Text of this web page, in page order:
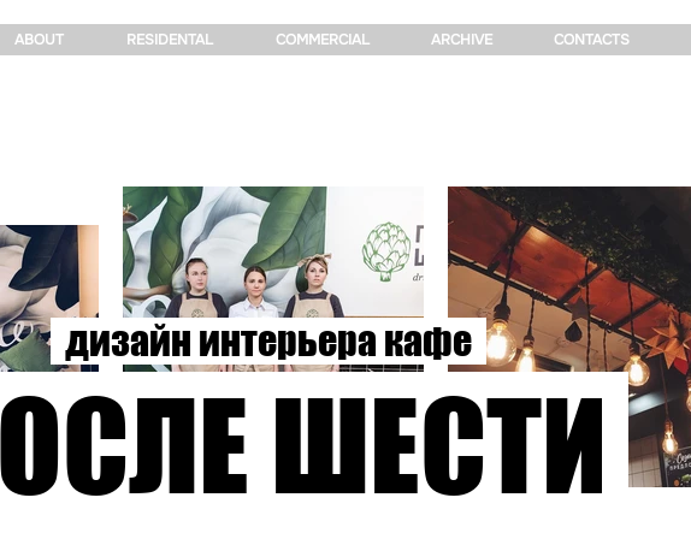
ABOUT RESIDENTAL COMMERCIAL ARCHIVE CONTACTS
дизайн интерьера кафе
ШЕСТИ